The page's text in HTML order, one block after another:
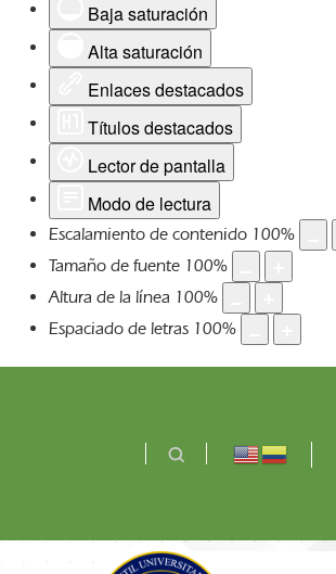
Baja saturación
Alta saturación
Enlaces destacados
Títulos destacados
Lector de pantalla
Modo de lectura
Escalamiento de contenido 100%
Tamaño de fuente 100%
Altura de la línea 100%
Espaciado de letras 100%